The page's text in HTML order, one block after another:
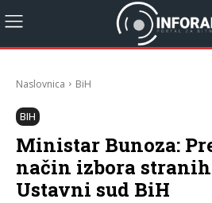
Naslovnica BiH
BIH
Ministar Bunoza:
način izbora stranih
Ustavni sud BiH